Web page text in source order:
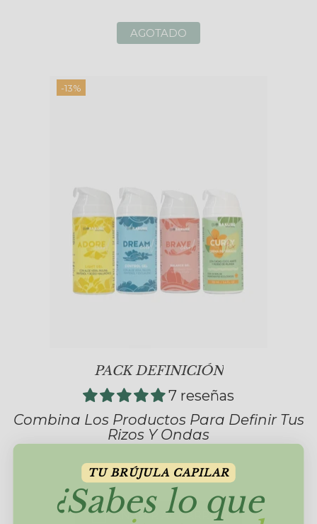
AGOTADO
-13%
PACK DEFINICIÓN
7 reseñas
Combina Los Productos Para Definir Tus
Rizos Y Ondas
79,80€69,95€
AÑADIR AL CARRITO
TU BRÚJULA CAPILAR
¿Sabes lo que